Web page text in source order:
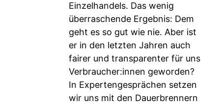
Einzelhandels. Das wenig
überraschende Ergebnis: Dem
geht es so gut wie nie. Aber ist
er in den letzten Jahren auch
fairer und transparenter für uns
Verbraucher:innen geworden?
In Expertengesprächen setzen
wir uns mit den Dauerbrennern